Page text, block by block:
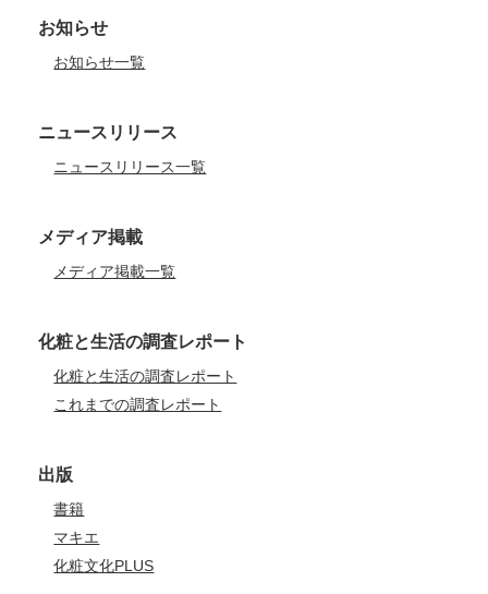
お知らせ
お知らせ一覧
ニュースリリース
ニュースリリース一覧
メディア掲載
メディア掲載一覧
化粧と生活の調査レポート
化粧と生活の調査レポート
これまでの調査レポート
出版
書籍
マキエ
化粧文化PLUS